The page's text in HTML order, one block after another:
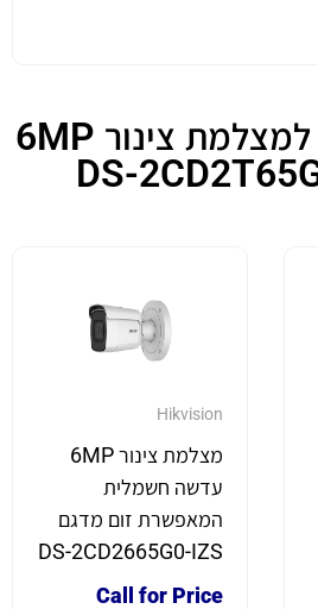
מוצרים דומים למצלמת צינור 6MP
Hikvision
מצלמת צינור 6MP
עדשה חשמלית
המאפשרת זום מדגם
DS-2CD2665G0-IZS
Call for Price